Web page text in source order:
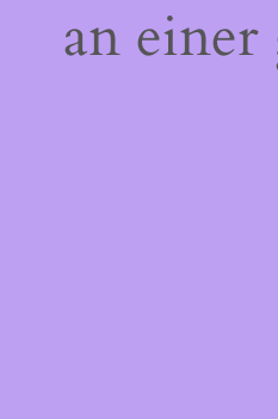
an